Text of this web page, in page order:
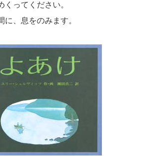
くってください。
、息をのみます。